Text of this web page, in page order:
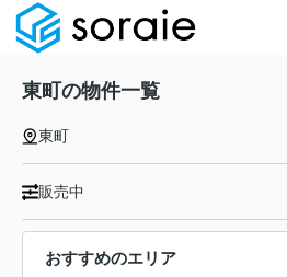
東町の物件一覧
東町
販売中
おすすめのエリア